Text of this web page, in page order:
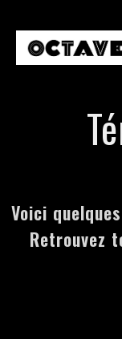
Voici
Retrouvez